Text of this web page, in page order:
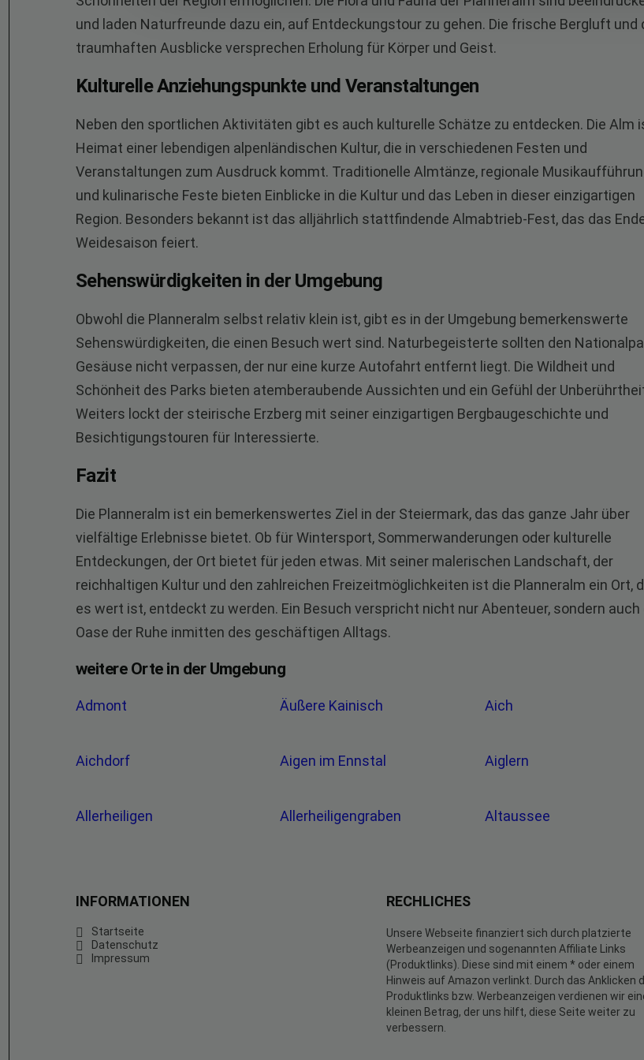
und laden Naturfreunde dazu ein, auf Entdeckungstour zu gehen. Die frische Bergluft und
traumhaften Ausblicke versprechen Erholung für Körper und Geist.
Kulturelle Anziehungspunkte und Veranstaltungen
Neben den sportlichen Aktivitäten gibt es auch kulturelle Schätze zu entdecken. Die Alm
Heimat einer lebendigen alpenländischen Kultur, die in verschiedenen Festen und
Veranstaltungen zum Ausdruck kommt. Traditionelle Almtänze, regionale
und kulinarische Feste bieten Einblicke in die Kultur und das Leben in dieser einzigartigen
Region. Besonders bekannt ist das alljährlich stattfindende Almabtrieb-Fest, das das
Weidesaison feiert.
Sehenswürdigkeiten in der Umgebung
Obwohl die Planneralm selbst relativ klein ist, gibt es in der Umgebung bemerkenswerte
Sehenswürdigkeiten, die einen Besuch wert sind. Naturbegeisterte sollten den
Gesäuse nicht verpassen, der nur eine kurze Autofahrt entfernt liegt. Die Wildheit und
Schönheit des Parks bieten atemberaubende Aussichten und ein Gefühl der
Weiters lockt der steirische Erzberg mit seiner einzigartigen Bergbaugeschichte und
Besichtigungstouren für Interessierte.
Fazit
Die Planneralm ist ein bemerkenswertes Ziel in der Steiermark, das das ganze Jahr über
vielfältige Erlebnisse bietet. Ob für Wintersport, Sommerwanderungen oder kulturelle
Entdeckungen, der Ort bietet für jeden etwas. Mit seiner malerischen Landschaft, der
reichhaltigen Kultur und den zahlreichen Freizeitmöglichkeiten ist die Planneralm ein Ort,
es wert ist, entdeckt zu werden. Ein Besuch verspricht nicht nur Abenteuer, sondern auch
Oase der Ruhe inmitten des geschäftigen Alltags.
weitere Orte in der Umgebung
Admont Äußere Kainisch Aich
Aichdorf Aigen im Ennstal Aiglern
Allerheiligen Allerheiligengraben Altaussee
INFORMATIONEN
Startseite
Datenschutz
Impressum
RECHLICHES
Unsere Webseite finanziert sich durch platzierte
Werbeanzeigen und sogenannten Affiliate Links
(Produktlinks). Diese sind mit einem * oder einem
Hinweis auf Amazon verlinkt. Durch das Anklicken
Produktlinks bzw. Werbeanzeigen verdienen wir
kleinen Betrag, der uns hilft, diese Seite weiter zu
verbessern.